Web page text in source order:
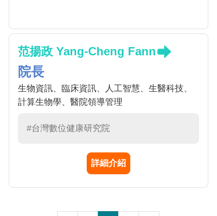
范揚政 Yang-Cheng Fann
院長
生物資訊、臨床資訊、人工智慧、生醫科技、
計算生物學、醫院領導管理
#台灣數位健康研究院
詳細介紹